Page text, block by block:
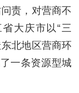
责，对营商不
大庆市以“三
北地区营商环
一条资源型城